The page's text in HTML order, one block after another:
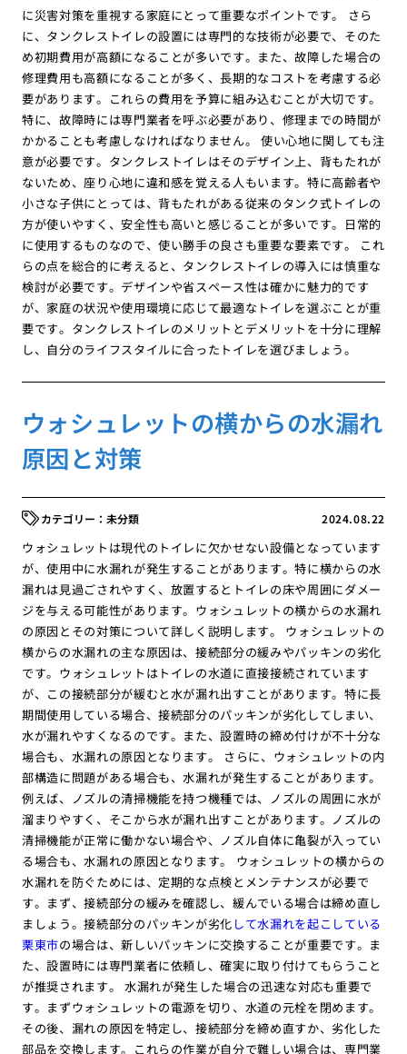
に災害対策を重視する家庭にとって重要なポイントです。 さら
に、タンクレストイレの設置には専門的な技術が必要で、そのた
め初期費用が高額になることが多いです。また、故障した場合の
修理費用も高額になることが多く、長期的なコストを考慮する必
要があります。これらの費用を予算に組み込むことが大切です。
特に、故障時には専門業者を呼ぶ必要があり、修理までの時間が
かかることも考慮しなければなりません。 使い心地に関しても注
意が必要です。タンクレストイレはそのデザイン上、背もたれが
ないため、座り心地に違和感を覚える人もいます。特に高齢者や
小さな子供にとっては、背もたれがある従来のタンク式トイレの
方が使いやすく、安全性も高いと感じることが多いです。日常的
に使用するものなので、使い勝手の良さも重要な要素です。 これ
らの点を総合的に考えると、タンクレストイレの導入には慎重な
検討が必要です。デザインや省スペース性は確かに魅力的です
が、家庭の状況や使用環境に応じて最適なトイレを選ぶことが重
要です。タンクレストイレのメリットとデメリットを十分に理解
し、自分のライフスタイルに合ったトイレを選びましょう。
ウォシュレットの横からの水漏れ
原因と対策
2024.08.22
未分類
ウォシュレットは現代のトイレに欠かせない設備となっています
が、使用中に水漏れが発生することがあります。特に横からの水
漏れは見過ごされやすく、放置するとトイレの床や周囲にダメー
ジを与える可能性があります。ウォシュレットの横からの水漏れ
の原因とその対策について詳しく説明します。 ウォシュレットの
横からの水漏れの主な原因は、接続部分の緩みやパッキンの劣化
です。ウォシュレットはトイレの水道に直接接続されています
が、この接続部分が緩むと水が漏れ出すことがあります。特に長
期間使用している場合、接続部分のパッキンが劣化してしまい、
水が漏れやすくなるのです。また、設置時の締め付けが不十分な
場合も、水漏れの原因となります。 さらに、ウォシュレットの内
部構造に問題がある場合も、水漏れが発生することがあります。
例えば、ノズルの清掃機能を持つ機種では、ノズルの周囲に水が
溜まりやすく、そこから水が漏れ出すことがあります。ノズルの
清掃機能が正常に働かない場合や、ノズル自体に亀裂が入ってい
る場合も、水漏れの原因となります。 ウォシュレットの横からの
水漏れを防ぐためには、定期的な点検とメンテナンスが必要で
す。まず、接続部分の緩みを確認し、緩んでいる場合は締め直し
ましょう。接続部分のパッキンが劣化 して水漏れを起こしている
栗東市の場合は、新しいパッキンに交換することが重要です。ま
た、設置時には専門業者に依頼し、確実に取り付けてもらうこと
が推奨されます。 水漏れが発生した場合の迅速な対応も重要で
す。まずウォシュレットの電源を切り、水道の元栓を閉めます。
その後、漏れの原因を特定し、接続部分を締め直すか、劣化した
部品を交換します。これらの作業が自分で難しい場合は、専門業